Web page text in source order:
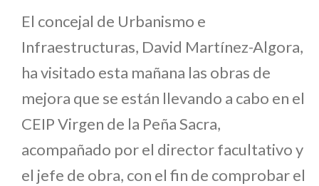
El concejal de Urbanismo e
Infraestructuras, David Martínez-Algora,
ha visitado esta mañana las obras de
mejora que se están llevando a cabo en el
CEIP Virgen de la Peña Sacra,
acompañado por el director facultativo y
el jefe de obra, con el fin de comprobar el